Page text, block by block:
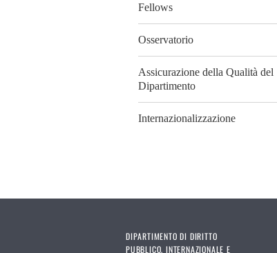
Fellows
Osservatorio
Assicurazione della Qualità del
Dipartimento
Internazionalizzazione
DIPARTIMENTO DI DIRITTO
PUBBLICO, INTERNAZIONALE E